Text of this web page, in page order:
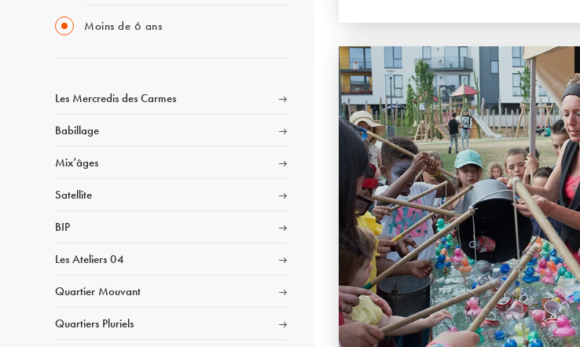
Moins de 6 ans
Les Mercredis des Carmes
Babillage
Mix’âges
Satellite
BIP
Les Ateliers 04
Quartier Mouvant
Quartiers Pluriels